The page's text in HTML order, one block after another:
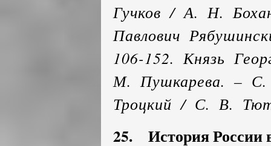
Гучков / А. Н.
Павлович
106-152. Князь
М. Пушкарева. – С.
Троцкий / С. В.
25. История России